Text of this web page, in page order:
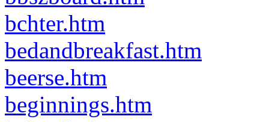
bchter.htm
bedandbreakfast.htm
beerse.htm
beginnings.htm